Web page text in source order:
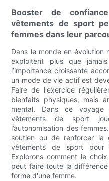
Booster de
vêtements de sport
femmes dans leur
Dans le monde en évolution
exploitent plus que
l’importance croissante
un mode de vie actif est
Faire de l'exercice
bienfaits physiques, mais
mental. Dans ce
vêtements de sport
l’autonomisation des
soutien ou de renforcer la
vêtements de sport pour
Explorons comment le
peut faire toute la
forme d'une femme.